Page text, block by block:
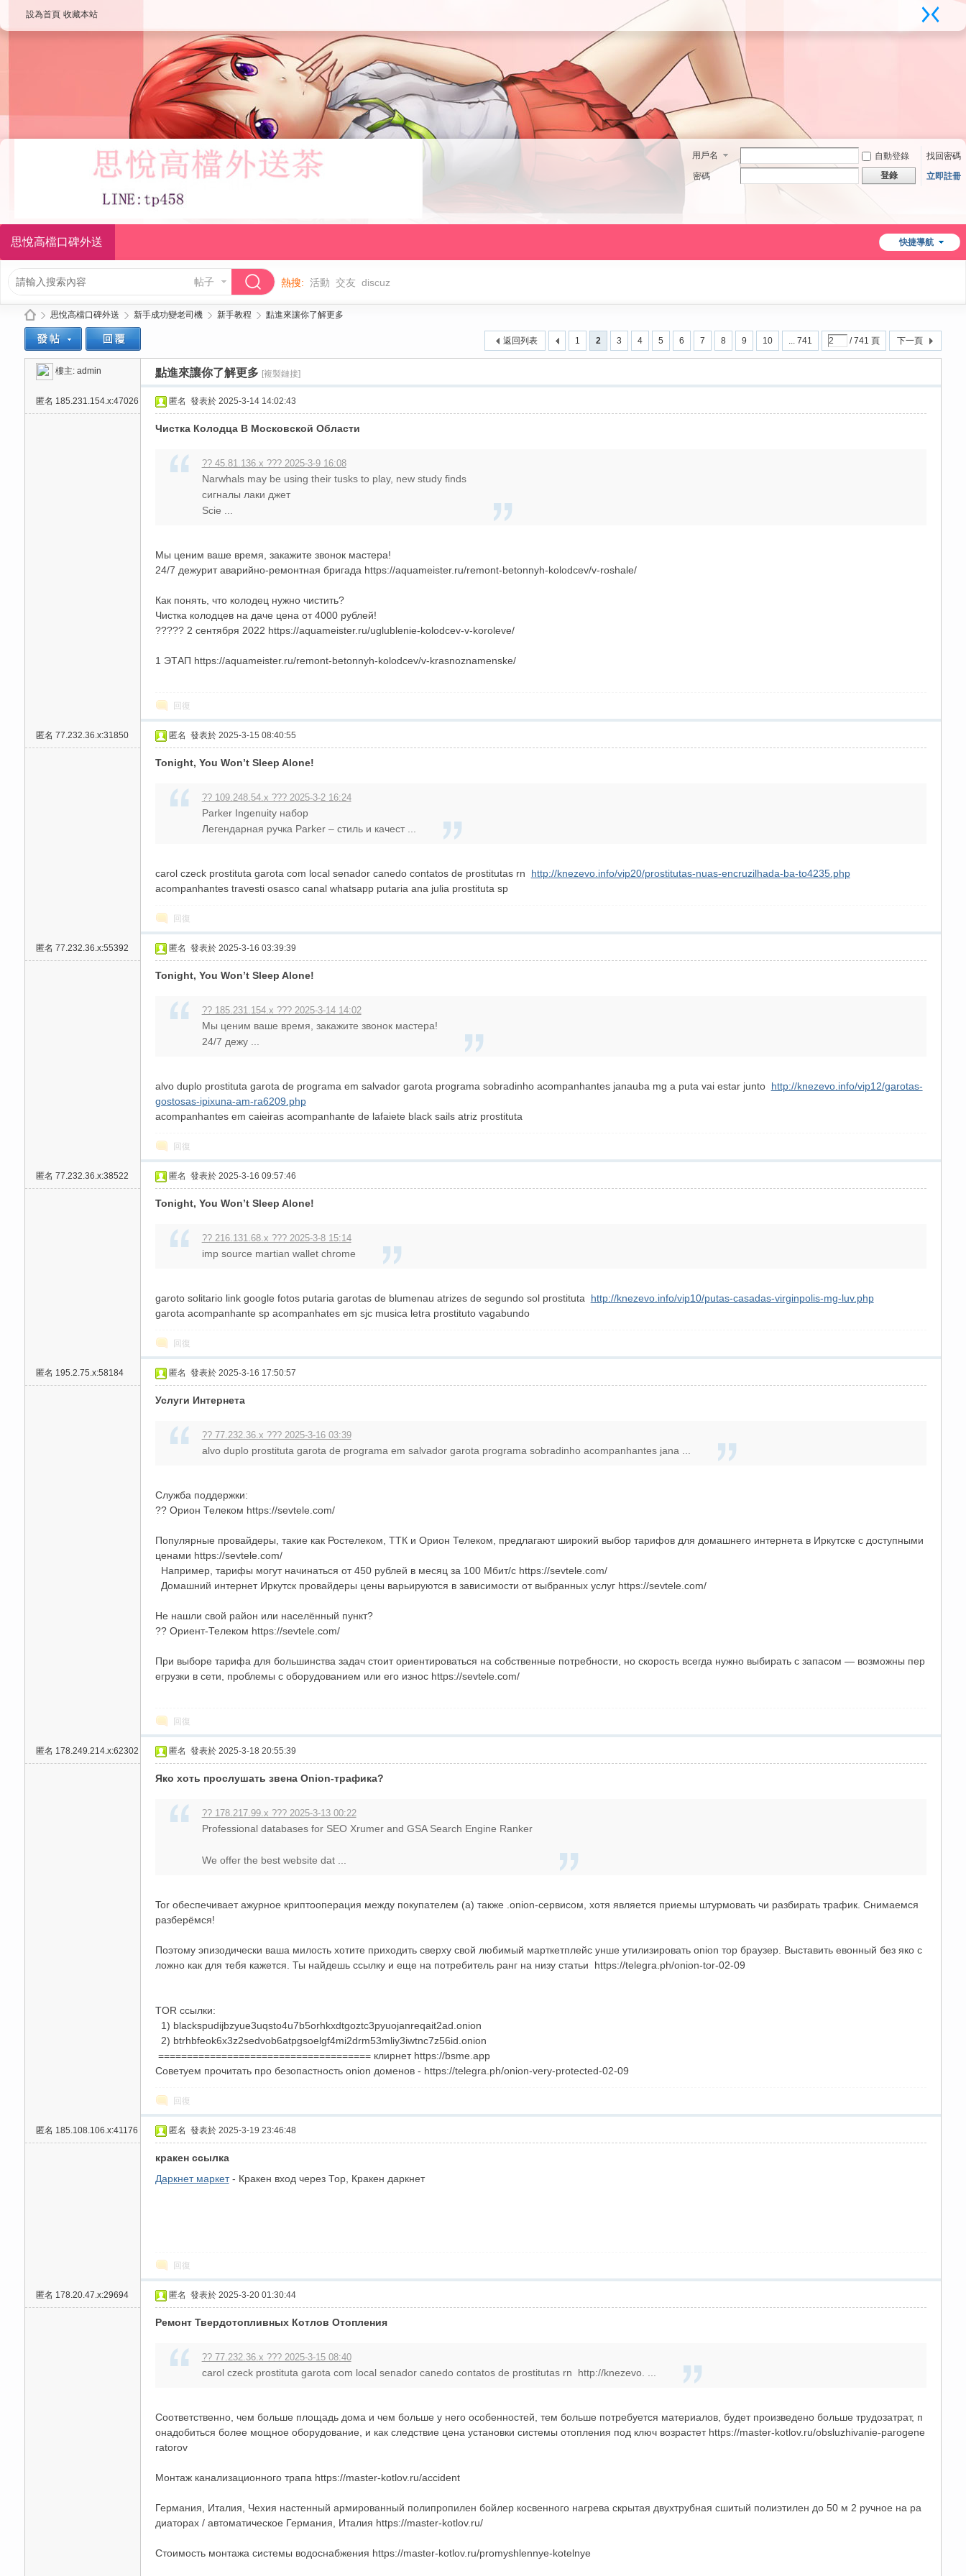
設為首頁 收藏本站
用戶名 自動登錄
找回密碼
密碼
登錄 立即註冊
快捷導航
思悅高檔口碑外送
帖子 熱搜: 活動 交友 discuz
送
»
思悅高檔口碑外送 新手成功變老司機
›
新手教程
›
點進來讓你了解更多
1 2 3 4 5 6 7 8 9 10 ... 741 / 741 頁 下一頁
返回列表
樓主: admin 點進來讓你了解更多 [複製鏈接]
匿名 185.231.154.x:47026 匿名 發表於 2025-3-14 14:02:43
Чистка Колодца В Московской Области
?? 45.81.136.x ??? 2025-3-9 16:08
Narwhals may be using their tusks to play, new study finds
сигналы лаки джет
Scie ...
Мы ценим ваше время, закажите звонок мастера!
24/7 дежурит аварийно-ремонтная бригада https://aquameister.ru/remont-betonnyh-kolodcev/v-roshale/
Как понять, что колодец нужно чистить?
Чистка колодцев на даче цена от 4000 рублей!
????? 2 сентября 2022 https://aquameister.ru/uglublenie-kolodcev-v-koroleve/
1 ЭТАП https://aquameister.ru/remont-betonnyh-kolodcev/v-krasnoznamenske/
回復
匿名 77.232.36.x:31850 匿名 發表於 2025-3-15 08:40:55
Tonight, You Won’t Sleep Alone!
?? 109.248.54.x ??? 2025-3-2 16:24
Parker Ingenuity набор
Легендарная ручка Parker – стиль и качест ...
carol czeck prostituta garota com local senador canedo contatos de prostitutas rn http://knezevo.info/vip20/prostitutas-nuas-encruzilhada-ba-to4235.php
acompanhantes travesti osasco canal whatsapp putaria ana julia prostituta sp
回復
匿名 77.232.36.x:55392 匿名 發表於 2025-3-16 03:39:39
Tonight, You Won’t Sleep Alone!
?? 185.231.154.x ??? 2025-3-14 14:02
Мы ценим ваше время, закажите звонок мастера!
24/7 дежу ...
alvo duplo prostituta garota de programa em salvador garota programa sobradinho acompanhantes janauba mg a puta vai estar junto http://knezevo.info/vip12/garotas-
gostosas-ipixuna-am-ra6209.php
acompanhantes em caieiras acompanhante de lafaiete black sails atriz prostituta
回復
匿名 77.232.36.x:38522 匿名 發表於 2025-3-16 09:57:46
Tonight, You Won’t Sleep Alone!
?? 216.131.68.x ??? 2025-3-8 15:14
imp source martian wallet chrome
garoto solitario link google fotos putaria garotas de blumenau atrizes de segundo sol prostituta http://knezevo.info/vip10/putas-casadas-virginpolis-mg-luv.php
garota acompanhante sp acompanhates em sjc musica letra prostituto vagabundo
回復
匿名 195.2.75.x:58184 匿名 發表於 2025-3-16 17:50:57
Услуги Интернета
?? 77.232.36.x ??? 2025-3-16 03:39
alvo duplo prostituta garota de programa em salvador garota programa sobradinho acompanhantes jana ...
Служба поддержки:
?? Орион Телеком https://sevtele.com/
Популярные провайдеры, такие как Ростелеком, ТТК и Орион Телеком, предлагают широкий выбор тарифов для домашнего интернета в Иркутске с доступными
ценами https://sevtele.com/
Например, тарифы могут начинаться от 450 рублей в месяц за 100 Мбит/с https://sevtele.com/
Домашний интернет Иркутск провайдеры цены варьируются в зависимости от выбранных услуг https://sevtele.com/
Не нашли свой район или населённый пункт?
?? Ориент-Телеком https://sevtele.com/
При выборе тарифа для большинства задач стоит ориентироваться на собственные потребности, но скорость всегда нужно выбирать с запасом — возможны пер
егрузки в сети, проблемы с оборудованием или его износ https://sevtele.com/
回復
匿名 178.249.214.x:62302 匿名 發表於 2025-3-18 20:55:39
Яко хоть прослушать звена Onion-трафика?
?? 178.217.99.x ??? 2025-3-13 00:22
Professional databases for SEO Xrumer and GSA Search Engine Ranker
We offer the best website dat ...
Tor обеспечивает ажурное криптооперация между покупателем (а) также .onion-сервисом, хотя является приемы штурмовать чи разбирать трафик. Снимаемся
разберёмся!
Поэтому эпизодически ваша милость хотите приходить сверху свой любимый марткетплейс унше утилизировать onion тор браузер. Выставить евонный без яко с
ложно как для тебя кажется. Ты найдешь ссылку и еще на потребитель ранг на низу статьи https://telegra.ph/onion-tor-02-09
TOR ссылки:
1) blackspudijbzyue3uqsto4u7b5orhkxdtgoztc3pyuojanreqait2ad.onion
2) btrhbfeok6x3z2sedvob6atpgsoelgf4mi2drm53mliy3iwtnc7z56id.onion
===================================== клирнет https://bsme.app
Советуем прочитать про безопастность onion доменов - https://telegra.ph/onion-very-protected-02-09
回復
匿名 185.108.106.x:41176 匿名 發表於 2025-3-19 23:46:48
кракен ссылка
Даркнет маркет- Кракен вход через Тор, Кракен даркнет
回復
匿名 178.20.47.x:29694 匿名 發表於 2025-3-20 01:30:44
Ремонт Твердотопливных Котлов Отопления
?? 77.232.36.x ??? 2025-3-15 08:40
carol czeck prostituta garota com local senador canedo contatos de prostitutas rn http://knezevo. ...
Соответственно, чем больше площадь дома и чем больше у него особенностей, тем больше потребуется материалов, будет произведено больше трудозатрат, п
онадобиться более мощное оборудование, и как следствие цена установки системы отопления под ключ возрастет https://master-kotlov.ru/obsluzhivanie-parogene
ratorov
Монтаж канализационного трапа https://master-kotlov.ru/accident
Германия, Италия, Чехия настенный армированный полипропилен бойлер косвенного нагрева скрытая двухтрубная сшитый полиэтилен до 50 м 2 ручное на ра
диаторах / автоматическое Германия, Италия https://master-kotlov.ru/
Стоимость монтажа системы водоснабжения https://master-kotlov.ru/promyshlennye-kotelnye